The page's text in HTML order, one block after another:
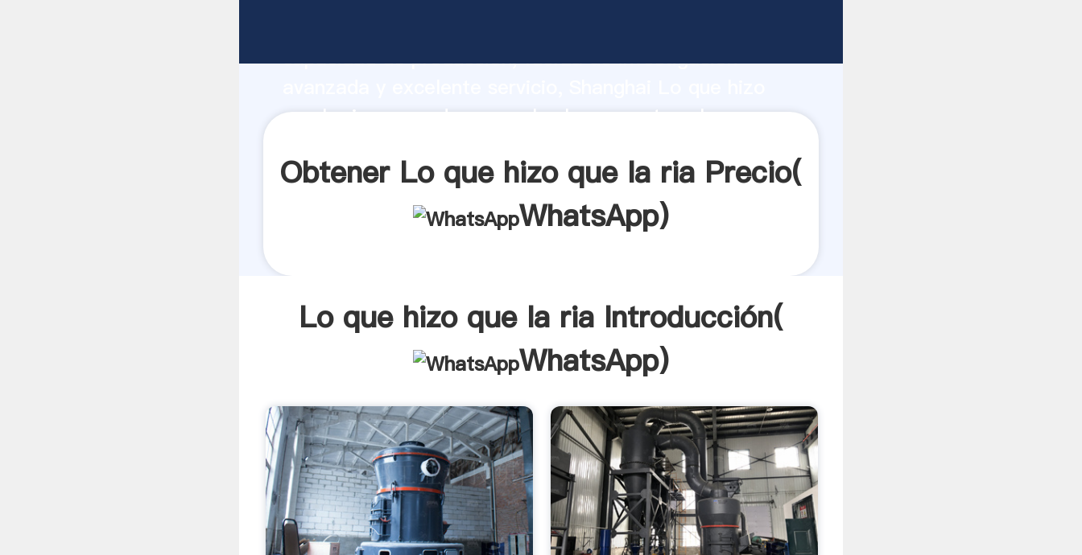
capacidad de producción, fuerza de investigación
que la ria proveedor crea el valor y aporta valores a
Obtener Lo que hizo que la ria Precio(
WhatsApp)
Lo que hizo que la ria Introducción(
WhatsApp)